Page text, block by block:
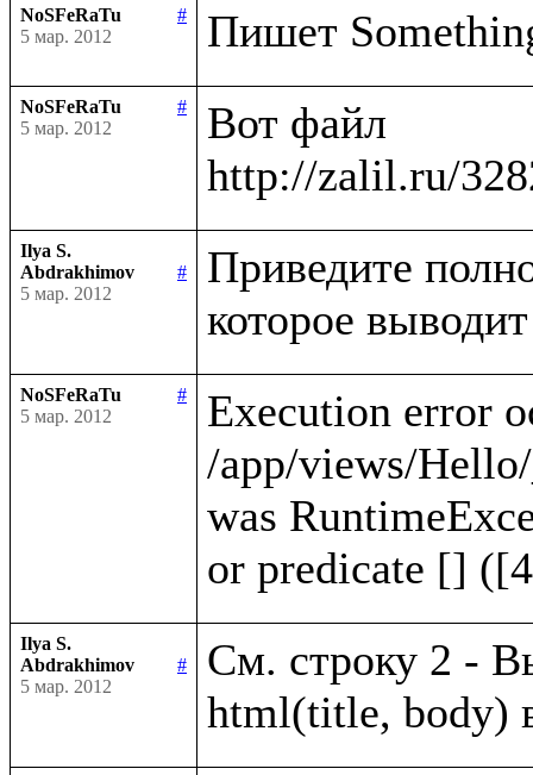
NoSFeRaTu
#
5 мар. 2012
NoSFeRaTu
#
5 мар. 2012
Вот файл
Ilya S.
Abdrakhimov
#
5 мар. 2012
Приведите
NoSFeRaTu
#
5 мар. 2012
Execution error
/app/views/
was
Ilya S.
Abdrakhimov
#
5 мар. 2012
См. строку 2 -